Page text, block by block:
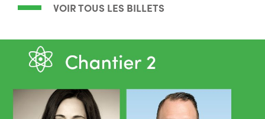
VOIR TOUS LES BILLETS